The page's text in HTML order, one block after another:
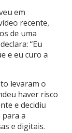
em
recente,
de uma
“Eu
e eu curo a
levaram o
haver risco
e decidiu
a
e digitais.